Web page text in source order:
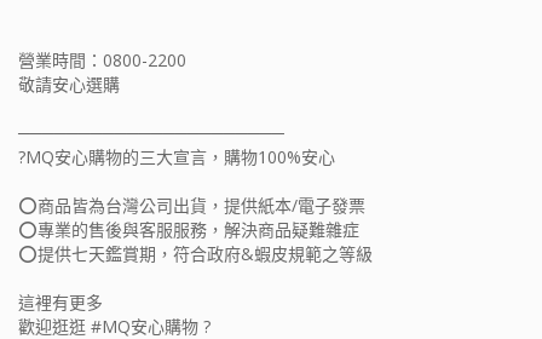
營業時間：0800-2200
敬請安心選購
──────────────────────
?MQ安心購物的三大宣言，購物100%安心
⭕️商品皆為台灣公司出貨，提供紙本/電子發票
⭕️專業的售後與客服服務，解決商品疑難雜症
⭕️提供七天鑑賞期，符合政府&蝦皮規範之等級
這裡有更多
歡迎逛逛 #MQ安心購物 ?